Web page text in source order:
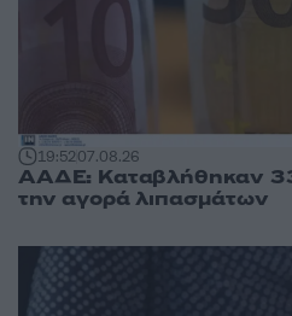
19:5207.08.26
ΑΑΔΕ: Καταβλήθηκαν
την αγορά λιπασμάτων